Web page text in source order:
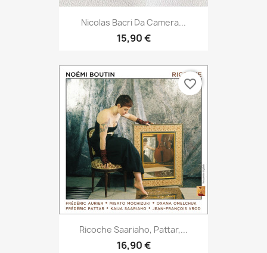
Nicolas Bacri Da Camera...
15,90 €
Ricoche Saariaho, Pattar,...
16,90 €
favorite_border